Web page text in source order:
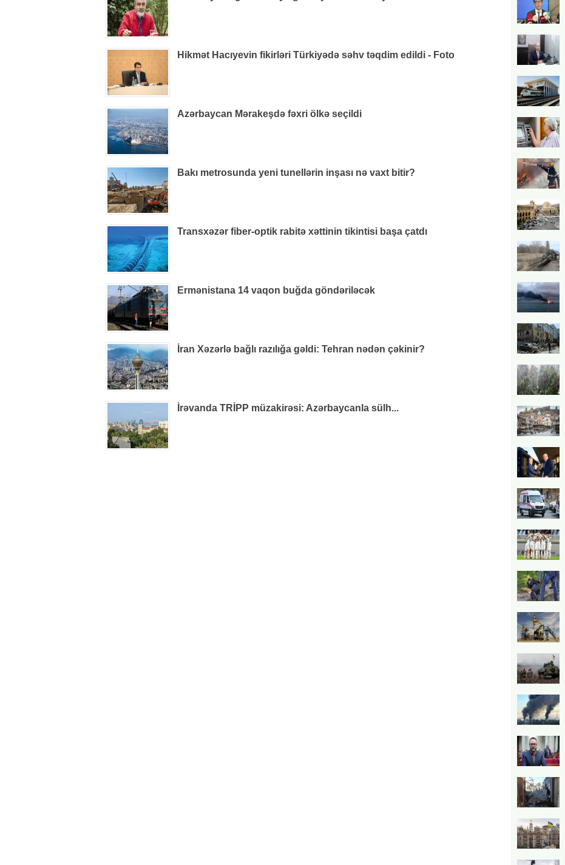
Hikmət Hacıyevin fikirləri Türkiyədə səhv təqdim edildi - Foto
Azərbaycan Mərakeşdə fəxri ölkə seçildi
Bakı metrosunda yeni tunellərin inşası nə vaxt bitir?
Transxəzər fiber-optik rabitə xəttinin tikintisi başa çatdı
Ermənistana 14 vaqon buğda göndəriləcək
İran Xəzərlə bağlı razılığa gəldi: Tehran nədən çəkinir?
İrəvanda TRİPP müzakirəsi: Azərbaycanla sülh...